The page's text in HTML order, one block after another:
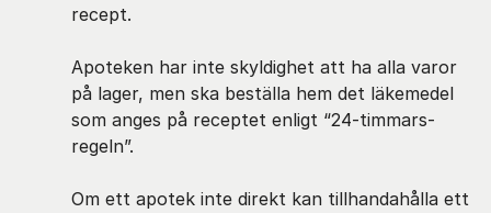
recept.
Apoteken har inte skyldighet att ha alla varor
på lager, men ska beställa hem det läkemedel
som anges på receptet enligt “24-timmars-
regeln”.
Om ett apotek inte direkt kan tillhandahålla ett